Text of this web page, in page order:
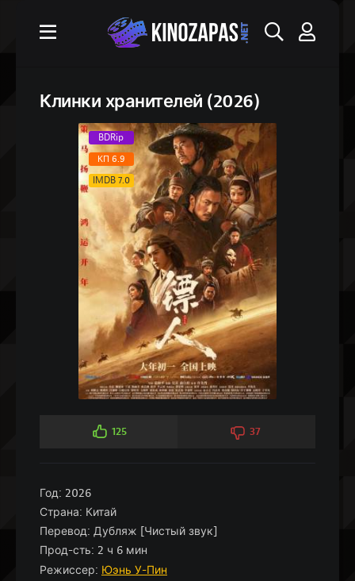
Клинки хранителей (2026)
BDRip
КП 6.9
IMDB 7.0
125 37
Год: 2026
Страна: Китай
Перевод: Дубляж [Чистый звук]
Прод-сть: 2 ч 6 мин
Режиссер: Юэнь У-Пин